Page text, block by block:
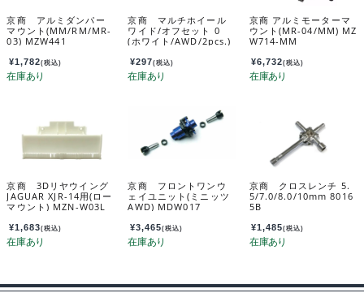
京商 アルミダンパー
マウント(MM/RM/MR-
03) MZW441
¥1,782(税込)
京商 マルチホイール
ワイド/オフセット 0
(ホワイト/AWD/2pcs.)
¥297(税込)
京商 アルミモーターマ
ウント(MR-04/MM) MZ
W714-MM
¥6,732(税込)
京商 3Dリヤウイング
JAGUAR XJR-14用(ロー
マウント) MZN-W03L
¥1,683(税込)
京商 フロントワンウ
ェイユニット(ミニッツ
AWD) MDW017
¥3,465(税込)
京商 クロスレンチ 5.
5/7.0/8.0/10mm 8016
5B
¥1,485(税込)